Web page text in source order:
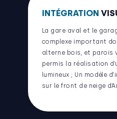
INTÉGRATION
La gare aval et le
complexe important
alterne bois, et parois
permis la réalisation
lumineux ; Un modèle
sur le front de neige